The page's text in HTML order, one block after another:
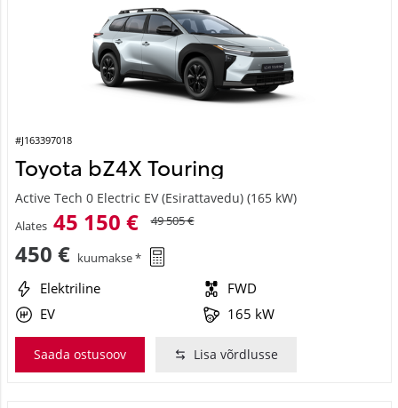
#J163397018
Toyota bZ4X Touring
Active Tech 0 Electric EV (Esirattavedu) (165 kW)
Alates 45 150 € 49 505 €
450 € kuumakse *
Elektriline
FWD
EV
165 kW
Saada ostusoov Lisa võrdlusse